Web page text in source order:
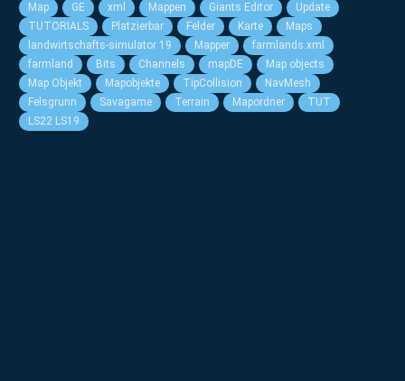
Map GE xml Mappen Giants Editor
Update
TUTORIALS
Platzierbar Felder Karte
Maps
landwirtschafts-simulator 19
Mapper
farmlands.xml
farmland
Bits Channels mapDE
Map objects
Map Objekt
Mapobjekte TipCollision
NavMesh
Felsgrunn
Savagame Terrain Mapordner
TUT
LS22 LS19